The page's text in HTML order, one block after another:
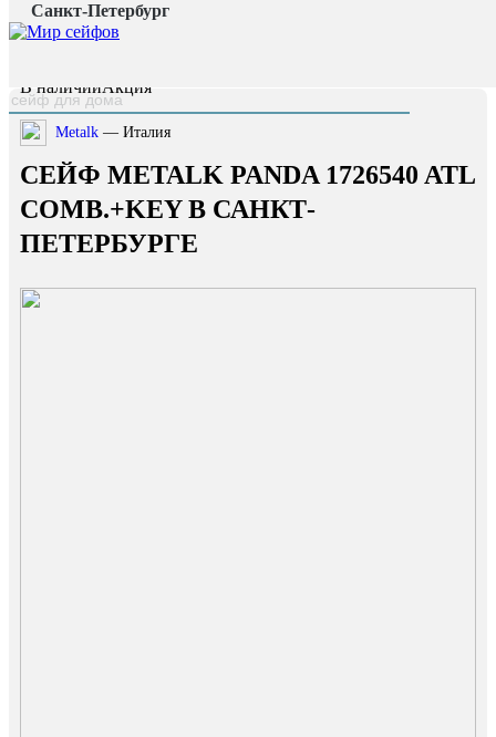
Санкт-Петербург
Главная страница /
Каталог /
В наличииАкция
Metalk — Италия
СЕЙФ METALK PANDA 1726540 ATL
COMB.+KEY В САНКТ-
ПЕТЕРБУРГЕ